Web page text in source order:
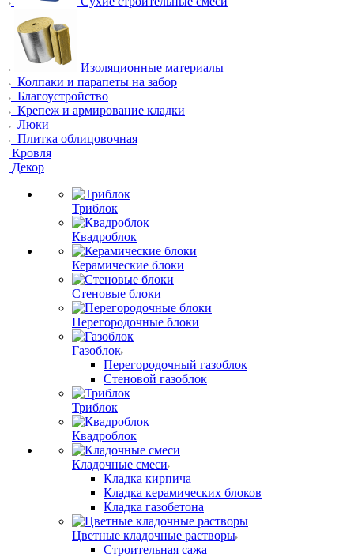
Изоляционные материалы
Колпаки и парапеты на забор
Благоустройство
Крепеж и армирование кладки
Люки
Плитка облицовочная
Кровля
Декор
Триблок
Квадроблок
Керамические блоки
Стеновые блоки
Перегородочные блоки
Газоблок
Перегородочный газоблок
Стеновой газоблок
Триблок
Квадроблок
Кладочные смеси
Кладка кирпича
Кладка керамических блоков
Кладка газобетона
Цветные кладочные растворы
Строительная сажа